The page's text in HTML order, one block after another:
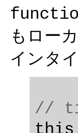
もロー
インタ
//